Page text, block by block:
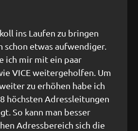
ins Laufen zu bringen
schon etwas aufwendiger.
ich mir mit ein paar
VICE weitergeholfen. Um
zu erhöhen habe ich
höchsten Adressleitungen
So kann man besser
Adressbereich sich die